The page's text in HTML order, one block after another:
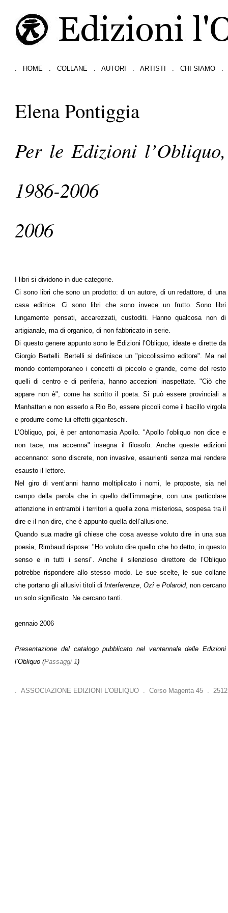
HOME COLLANE AUTORI ARTISTI CHI SIAMO
Elena Pontiggia
Per le Edizioni l’Obliquo,
1986-2006
2006
I libri si dividono in due categorie.
Ci sono libri che sono un prodotto: di un autore, di un redattore, di una
casa editrice. Ci sono libri che sono invece un frutto. Sono libri
lungamente pensati, accarezzati, custoditi. Hanno qualcosa non di
artigianale, ma di organico, di non fabbricato in serie.
Di questo genere appunto sono le Edizioni l’Obliquo, ideate e dirette da
Giorgio Bertelli. Bertelli si definisce un "piccolissimo editore". Ma nel
mondo contemporaneo i concetti di piccolo e grande, come del resto
quelli di centro e di periferia, hanno accezioni inaspettate. "Ciò che
appare non è", come ha scritto il poeta. Si può essere provinciali a
Manhattan e non esserlo a Rio Bo, essere piccoli come il bacillo virgola
e produrre come lui effetti giganteschi.
L’Obliquo, poi, è per antonomasia Apollo. "Apollo l’obliquo non dice e
non tace, ma accenna" insegna il filosofo. Anche queste edizioni
accennano: sono discrete, non invasive, esaurienti senza mai rendere
esausto il lettore.
Nel giro di vent’anni hanno moltiplicato i nomi, le proposte, sia nel
campo della parola che in quello dell’immagine, con una particolare
attenzione in entrambi i territori a quella zona misteriosa, sospesa tra il
dire e il non-dire, che è appunto quella dell’allusione.
Quando sua madre gli chiese che cosa avesse voluto dire in una sua
poesia, Rimbaud rispose: "Ho voluto dire quello che ho detto, in questo
senso e in tutti i sensi". Anche il silenzioso direttore de l’Obliquo
potrebbe rispondere allo stesso modo. Le sue scelte, le sue collane
che portano gli allusivi titoli di Interferenze, Ozîe Polaroid, non cercano
un solo significato. Ne cercano tanti.
gennaio 2006
Presentazione del catalogo pubblicato nel ventennale delle Edizioni
l’Obliquo (Passaggi 1)
. ASSOCIAZIONE EDIZIONI L'OBLIQUO . Corso Magenta 45 .